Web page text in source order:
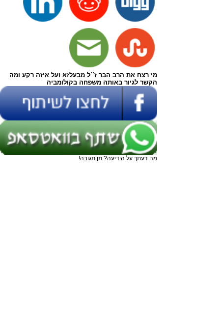
מי רצח את הרב הבר ז``ל מבעלזא ועל איזה רקע ומה
הקשר לגיור באותה משפחה בקולומביה
מה דעתך על הידיעה? תן תגובה!